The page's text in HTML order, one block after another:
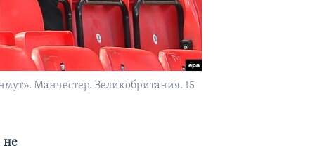
Манчестер. Великобритания. 15
не